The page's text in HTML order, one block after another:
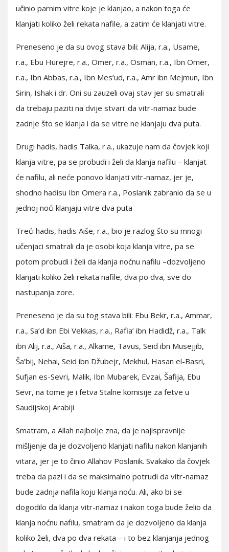
učinio parnim vitre koje je klanjao, a nakon toga će
klanjati koliko želi rekata nafile, a zatim će klanjati vitre.
Preneseno je da su ovog stava bili: Alija, r.a., Usame,
r.a., Ebu Hurejre, r.a., Omer, r.a., Osman, r.a., Ibn Omer,
r.a., Ibn Abbas, r.a., Ibn Mes’ud, r.a., Amr ibn Mejmun, Ibn
Sirin, Ishak i dr. Oni su zauzeli ovaj stav jer su smatrali
da trebaju paziti na dvije stvari: da vitr-namaz bude
zadnje što se klanja i da se vitre ne klanjaju dva puta.
Drugi hadis, hadis Talka, r.a., ukazuje nam da čovjek koji
klanja vitre, pa se probudi i želi da klanja nafilu – klanjat
će nafilu, ali neće ponovo klanjati vitr-namaz, jer je,
shodno hadisu Ibn Omera r.a., Poslanik zabranio da se u
jednoj noći klanjaju vitre dva puta
Treći hadis, hadis Aiše, r.a., bio je razlog što su mnogi
učenjaci smatrali da je osobi koja klanja vitre, pa se
potom probudi i želi da klanja noćnu nafilu –dozvoljeno
klanjati koliko želi rekata nafile, dva po dva, sve do
nastupanja zore.
Preneseno je da su tog stava bili: Ebu Bekr, r.a., Ammar,
r.a., Sa’d ibn Ebi Vekkas, r.a., Rafia’ ibn Hadidž, r.a., Talk
ibn Alij, r.a., Aiša, r.a., Alkame, Tavus, Seid ibn Musejjib,
Ša’bij, Nehai, Seid ibn Džubejr, Mekhul, Hasan el-Basri,
Sufjan es-Sevri, Malik, Ibn Mubarek, Evzai, Šafija, Ebu
Sevr, na tome je i fetva Stalne komisije za fetve u
Saudijskoj Arabiji
Smatram, a Allah najbolje zna, da je najispravnije
mišljenje da je dozvoljeno klanjati nafilu nakon klanjanih
vitara, jer je to činio Allahov Poslanik. Svakako da čovjek
treba da pazi i da se maksimalno potrudi da vitr-namaz
bude zadnja nafila koju klanja noću. Ali, ako bi se
dogodilo da klanja vitr-namaz i nakon toga bude želio da
klanja noćnu nafilu, smatram da je dozvoljeno da klanja
koliko želi, dva po dva rekata – i to bez klanjanja jednog